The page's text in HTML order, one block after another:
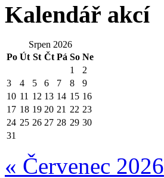
Kalendář akcí
Srpen 2026
Po Út St Čt Pá So Ne
1
2
3
4 5 6 7 8
9
10 11 12 13 14 15 16
17 18 19 20 21 22 23
24 25 26 27 28 29 30
31
« Červenec 2026